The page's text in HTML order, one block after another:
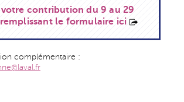
votre contribution du 9 au 29
le formulaire ici
complémentaire :